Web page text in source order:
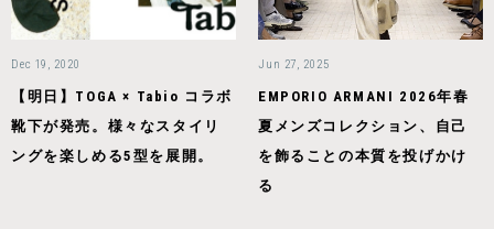
Dec 19, 2020
【明日】TOGA × Tabio コラボ
靴下が発売。様々なスタイリ
ングを楽しめる5型を展開。
Jun 27, 2025
EMPORIO ARMANI 2026年春
夏メンズコレクション、自己
を飾ることの本質を投げかけ
る